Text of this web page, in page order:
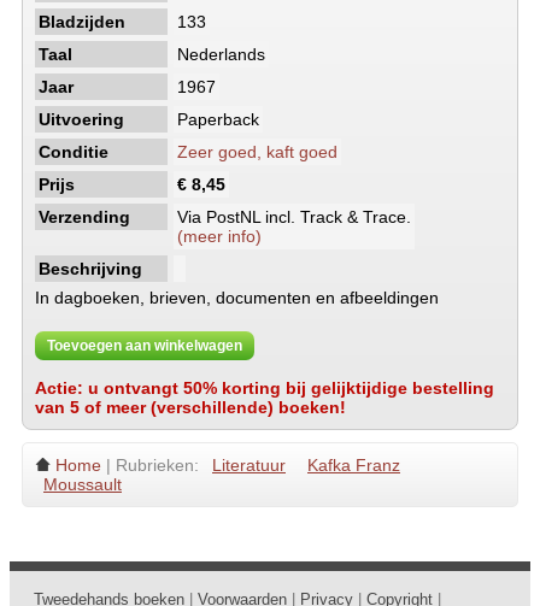
Bladzijden
133
Taal
Nederlands
Jaar
1967
Uitvoering
Paperback
Conditie
Zeer goed, kaft goed
Prijs
€ 8,45
Verzending
Via PostNL incl. Track & Trace.
(meer info)
Beschrijving
In dagboeken, brieven, documenten en afbeeldingen
Toevoegen aan winkelwagen
Actie: u ontvangt 50% korting bij gelijktijdige bestelling
van 5 of meer (verschillende) boeken!
Home | Rubrieken: Literatuur
Kafka Franz
Moussault
Tweedehands boeken Voorwaarden Privacy Copyright